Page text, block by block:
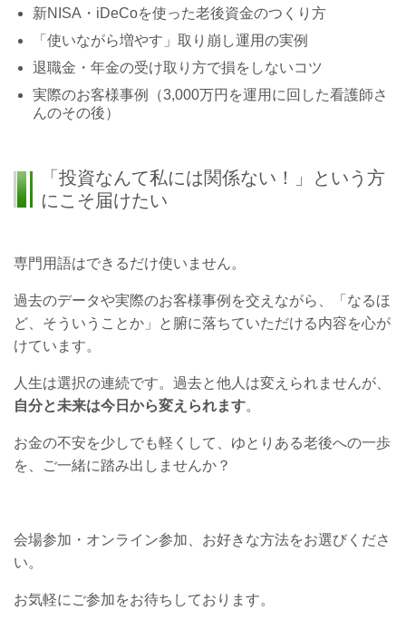
新NISA・iDeCoを使った老後資金のつくり方
「使いながら増やす」取り崩し運用の実例
退職金・年金の受け取り方で損をしないコツ
実際のお客様事例（3,000万円を運用に回した看護師さ
んのその後）
「投資なんて私には関係ない！」という方
にこそ届けたい
専門用語はできるだけ使いません。
過去のデータや実際のお客様事例を交えながら、「なるほ
ど、そういうことか」と腑に落ちていただける内容を心が
けています。
人生は選択の連続です。過去と他人は変えられませんが、
自分と未来は今日から変えられます。
お金の不安を少しでも軽くして、ゆとりある老後への一歩
を、ご一緒に踏み出しませんか？
会場参加・オンライン参加、お好きな方法をお選びくださ
い。
お気軽にご参加をお待ちしております。